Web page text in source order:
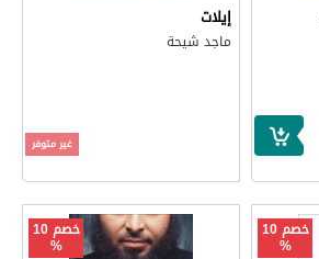
إيلات
ماجد شيحة
غير متوفر
خصم 10
%
خصم 10
%